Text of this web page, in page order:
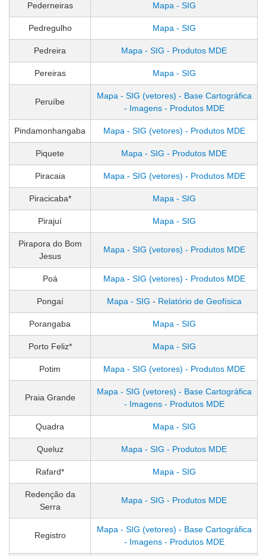
Pederneiras Mapa - SIG
Pedregulho Mapa - SIG
Pedreira Mapa - SIG - Produtos MDE
Pereiras Mapa - SIG
Peruíbe
Mapa - SIG (vetores) - Base Cartográfica
- Imagens - Produtos MDE
Pindamonhangaba Mapa - SIG (vetores) - Produtos MDE
Piquete Mapa - SIG - Produtos MDE
Piracaia Mapa - SIG (vetores) - Produtos MDE
Piracicaba* Mapa - SIG
Pirajuí Mapa - SIG
Pirapora do Bom
Jesus
Mapa - SIG (vetores) - Produtos MDE
Poá Mapa - SIG (vetores) - Produtos MDE
Pongaí Mapa - SIG - Relatório de Geofísica
Porangaba Mapa - SIG
Porto Feliz* Mapa - SIG
Potim Mapa - SIG (vetores) - Produtos MDE
Praia Grande
Mapa - SIG (vetores) - Base Cartográfica
- Imagens - Produtos MDE
Quadra Mapa - SIG
Queluz Mapa - SIG - Produtos MDE
Rafard* Mapa - SIG
Redenção da
Serra
Mapa - SIG - Produtos MDE
Registro
Mapa - SIG (vetores) - Base Cartográfica
- Imagens - Produtos MDE